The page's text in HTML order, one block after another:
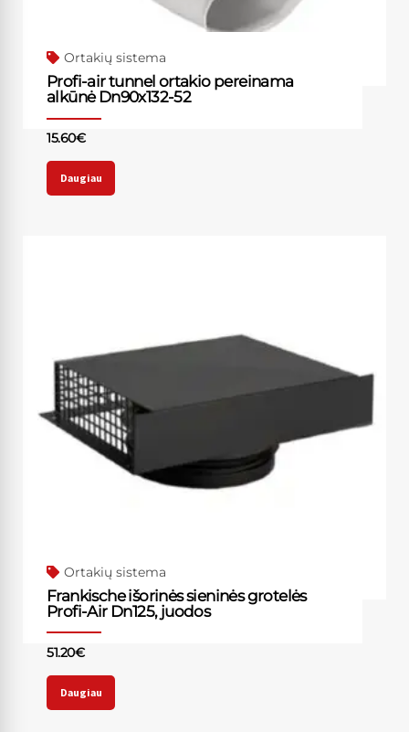
Ortakių sistema
Profi-air tunnel ortakio pereinama
alkūnė Dn90x132-52
15.60€
Daugiau
Ortakių sistema
Frankische išorinės sieninės grotelės
Profi-Air Dn125, juodos
51.20€
Daugiau